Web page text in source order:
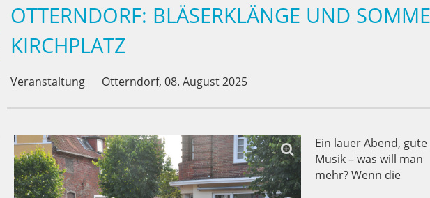
OTTERNDORF: BLÄSERKLÄNGE UND
KIRCHPLATZ
Veranstaltung Otterndorf, 08. August 2025
Ein lauer Abend, gute
Musik – was will man
mehr? Wenn die